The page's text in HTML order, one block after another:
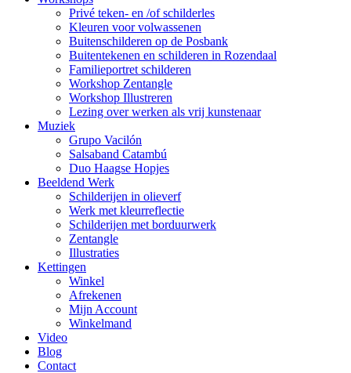
Privé teken- en /of schilderles
Kleuren voor volwassenen
Buitenschilderen op de Posbank
Buitentekenen en schilderen in Rozendaal
Familieportret schilderen
Workshop Zentangle
Workshop Illustreren
Lezing over werken als vrij kunstenaar
Muziek
Grupo Vacilón
Salsaband Catambú
Duo Haagse Hopjes
Beeldend Werk
Schilderijen in olieverf
Werk met kleurreflectie
Schilderijen met borduurwerk
Zentangle
Illustraties
Kettingen
Winkel
Afrekenen
Mijn Account
Winkelmand
Video
Blog
Contact